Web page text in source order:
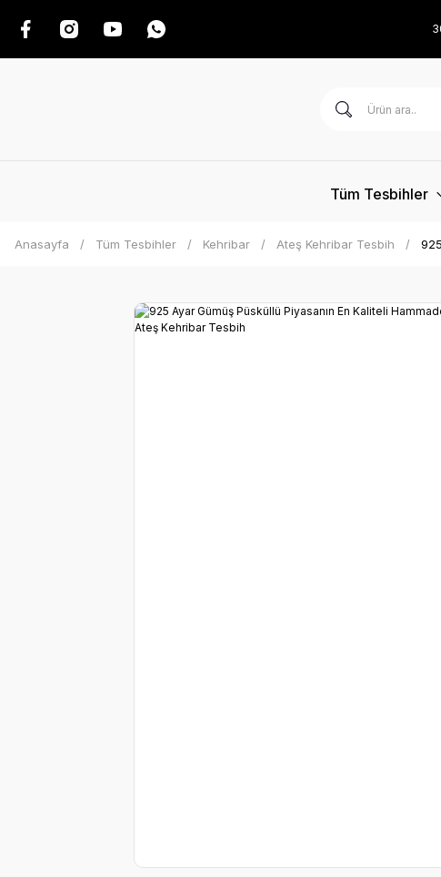
Tüm Tesbihler
Anasayfa Tüm Tesbihler Kehribar Ateş Kehribar Tesbih